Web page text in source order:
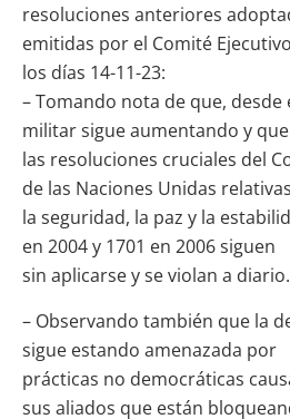
resoluciones anteriores
emitidas por el Comité
los días 14-11-23:
– Tomando nota de que, desde
militar sigue aumentando y que
las resoluciones cruciales del
de las Naciones Unidas
la seguridad, la paz y la
en 2004 y 1701 en 2006 siguen
sin aplicarse y se violan a diario.
– Observando también que la
sigue estando amenazada por
prácticas no democráticas
sus aliados que están